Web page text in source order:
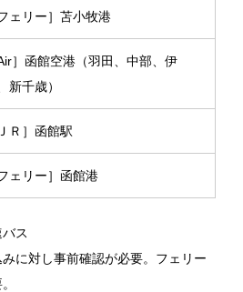
フェリー］苫小牧港
Air］函館空港（羽田、中部、伊
新千歳）
ＪＲ］函館駅
フェリー］函館港
ス
に対し事前確認が必要。フェリー